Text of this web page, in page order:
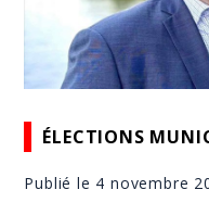
ÉLECTIONS
Publié le 4 novembre